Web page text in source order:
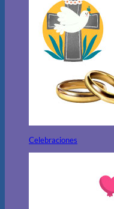
Celebraciones